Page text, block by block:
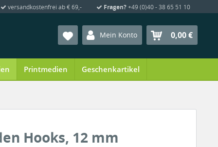
versandkostenfrei ab € 69,- Fragen?+49 (0)40 - 38 65 51 10
Mein Konto 0,00 €
Printmedien Geschenkartikel
Hooks, 12 mm